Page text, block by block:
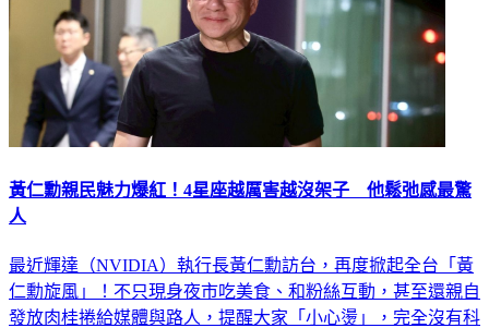
黃仁勳親民魅力爆紅！4星座越厲害越沒架子 他鬆弛感最驚
人
最近輝達（NVIDIA）執行長黃仁勳訪台，再度掀起全台「黃
仁勳旋風」！不只現身夜市吃美食、和粉絲互動，甚至還親自
發放肉桂捲給媒體與路人，提醒大家「小心燙」，完全沒有科